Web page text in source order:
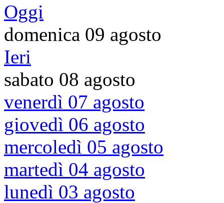
Oggi
domenica 09 agosto
Ieri
sabato 08 agosto
venerdì 07 agosto
giovedì 06 agosto
mercoledì 05 agosto
martedì 04 agosto
lunedì 03 agosto